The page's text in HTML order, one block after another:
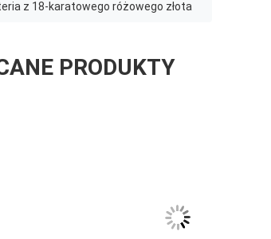
z 18-karatowego różowego złota
PRODUKTY